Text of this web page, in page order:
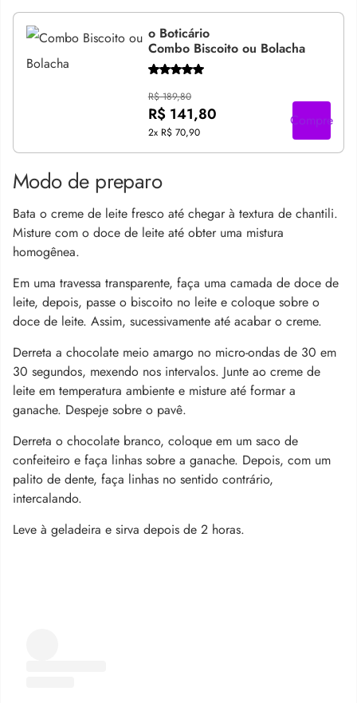
o Boticário
Combo Biscoito ou Bolacha
R$ 189,80
R$ 141,80
2x R$ 70,90
Compre
Modo de preparo
Bata o creme de leite fresco até chegar à textura de chantili.
Misture com o doce de leite até obter uma mistura
homogênea.
Em uma travessa transparente, faça uma camada de doce de
leite, depois, passe o biscoito no leite e coloque sobre o
doce de leite. Assim, sucessivamente até acabar o creme.
Derreta a chocolate meio amargo no micro-ondas de 30 em
30 segundos, mexendo nos intervalos. Junte ao creme de
leite em temperatura ambiente e misture até formar a
ganache. Despeje sobre o pavê.
Derreta o chocolate branco, coloque em um saco de
confeiteiro e faça linhas sobre a ganache. Depois, com um
palito de dente, faça linhas no sentido contrário,
intercalando.
Leve à geladeira e sirva depois de 2 horas.